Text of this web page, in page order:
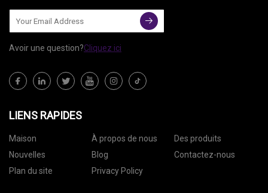
Avoir une question?Cliquez ici
LIENS RAPIDES
Maison À propos de nous
Des produits
Nouvelles
Blog
Contactez-nous
Plan du site
Privacy Policy